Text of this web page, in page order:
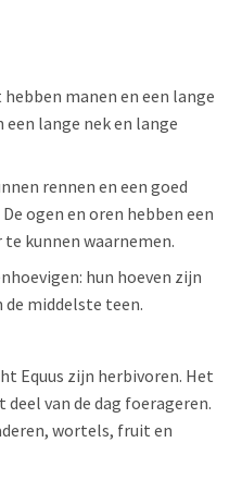
manen en een lange
een lange nek en lange
rennen en een goed
ogen en oren hebben een
kunnen waarnemen.
hun hoeven zijn
de middelste teen.
Equus zijn herbivoren. Het
van de dag foerageren.
wortels, fruit en